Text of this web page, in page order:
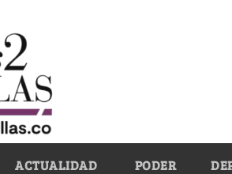
ACTUALIDAD PODER